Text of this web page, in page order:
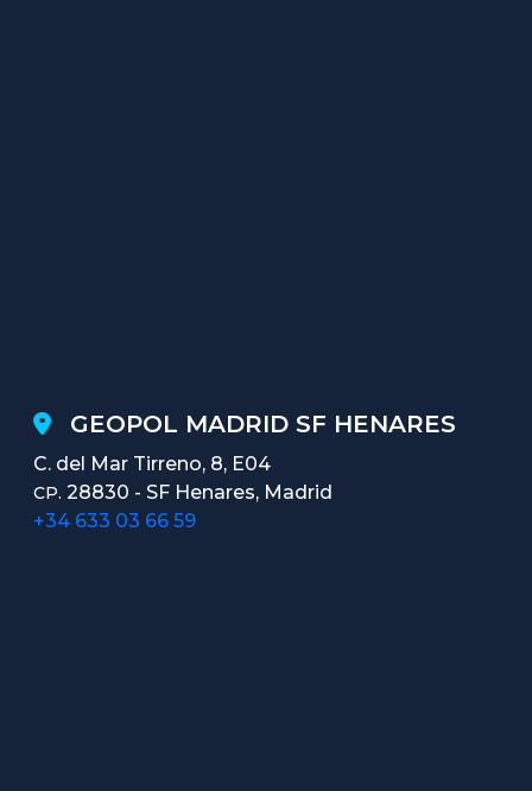
GEOPOL MADRID SF HENARES
C. del Mar Tirreno, 8, E04
CP. 28830 - SF Henares, Madrid
+34 633 03 66 59